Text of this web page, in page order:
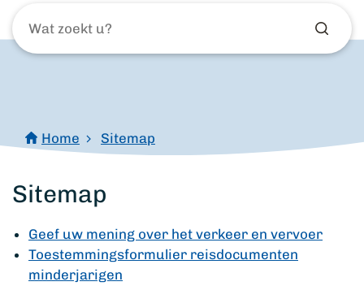
zoekt
u?
Home Sitemap
Sitemap
Geef uw mening over het verkeer en vervoer
Toestemmingsformulier reisdocumenten
minderjarigen